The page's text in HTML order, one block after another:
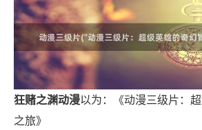
狂赌之渊动漫以为：《动漫三级片：
之旅》